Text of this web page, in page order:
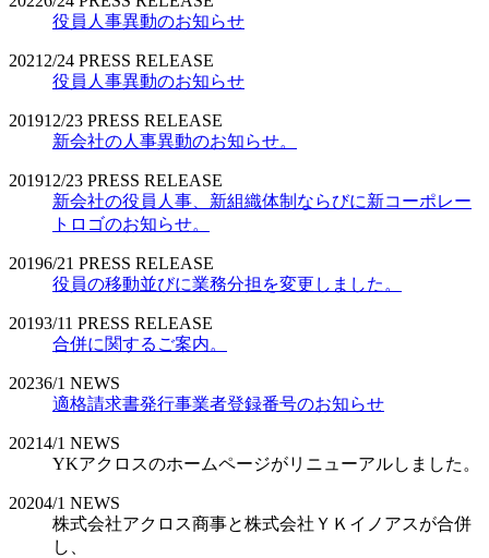
役員人事異動のお知らせ
2021 2/24 PRESS RELEASE
役員人事異動のお知らせ
201912/23 PRESS RELEASE
新会社の人事異動のお知らせ。
201912/23 PRESS RELEASE
新会社の役員人事、新組織体制ならびに新コーポレー
トロゴのお知らせ。
20196/21 PRESS RELEASE
役員の移動並びに業務分担を変更しました。
20193/11 PRESS RELEASE
合併に関するご案内。
20236/1 NEWS
適格請求書発行事業者登録番号のお知らせ
20214/1 NEWS
YKアクロスのホームページがリニューアルしました。
20204/1 NEWS
株式会社アクロス商事と株式会社ＹＫイノアスが合併
し、